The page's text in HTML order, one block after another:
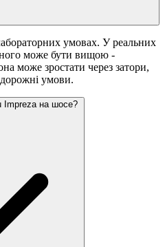
умовах. У реальних
може бути вищою -
може зростати через затори,
дорожні умови.
Impreza на шосе?